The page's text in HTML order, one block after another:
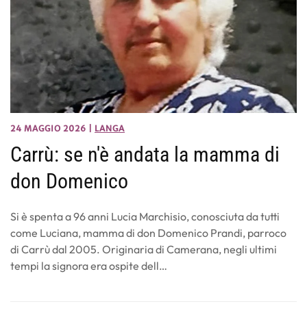
24 MAGGIO 2026 LANGA
Carrù: se n'è andata la mamma di
don Domenico
Si è spenta a 96 anni Lucia Marchisio, conosciuta da tutti
come Luciana, mamma di don Domenico Prandi, parroco
di Carrù dal 2005. Originaria di Camerana, negli ultimi
tempi la signora era ospite dell…